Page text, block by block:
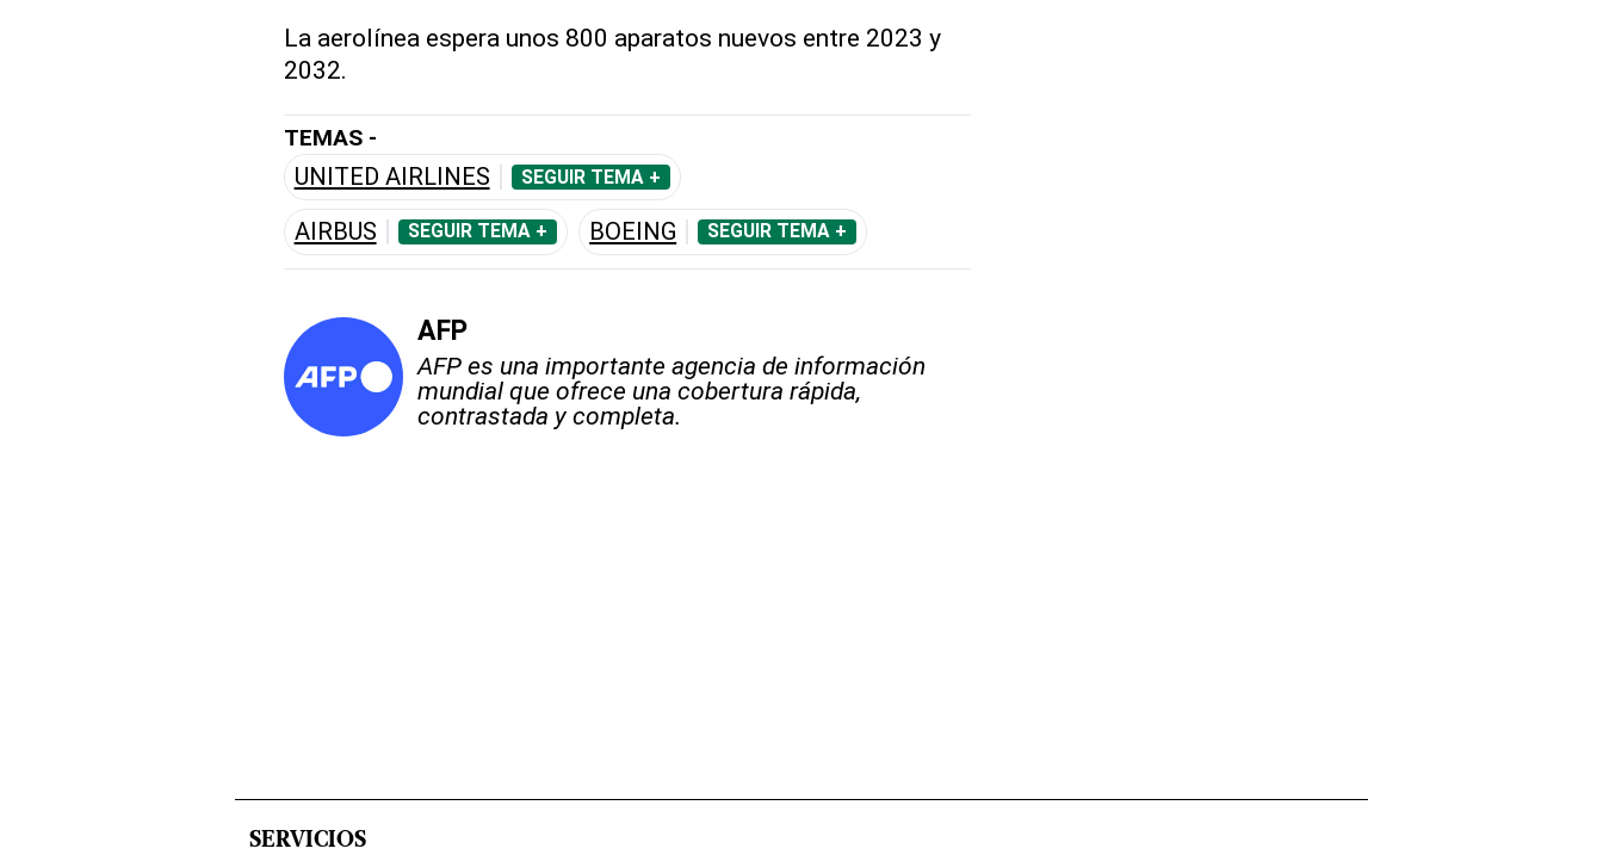
La aerolínea espera unos 800 aparatos nuevos entre 2023 y
2032.
TEMAS -
UNITED AIRLINES SEGUIR TEMA +
AIRBUS SEGUIR TEMA + BOEING SEGUIR TEMA +
AFP
AFP es una importante agencia de información
mundial que ofrece una cobertura rápida,
contrastada y completa.
SERVICIOS